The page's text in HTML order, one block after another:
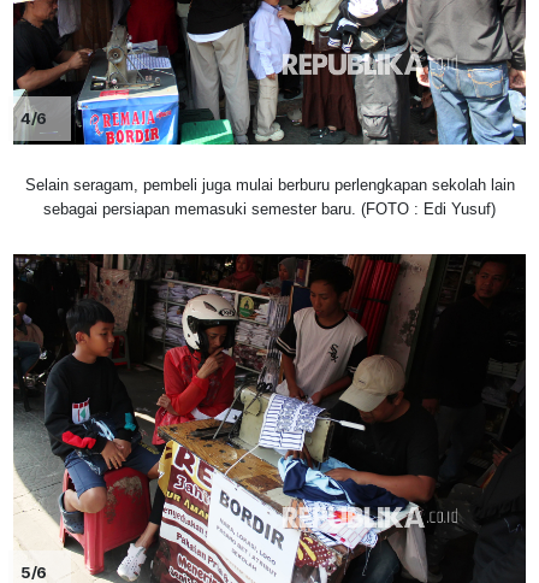
4/6
Selain seragam, pembeli juga mulai berburu perlengkapan sekolah lain
sebagai persiapan memasuki semester baru. (FOTO : Edi Yusuf)
5/6